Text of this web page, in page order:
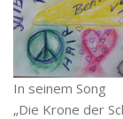
In seinem Song
„Die Krone der